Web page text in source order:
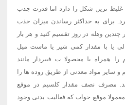
ترین شکل را دارد اما قدرت جذب
برای به حداکثر رساندن میزان جذب
وهله در روز تقسیم کنید و هر بار
یا با مقدار کمی شیر یا ماست میل
همراه با محصولا ت فیبردار مانند
سایر مواد معدنی از طریق روده ها را
مصرف نصف مقدار کلسیم در موقع
موقع خواب که فعالیت بدنی وجود